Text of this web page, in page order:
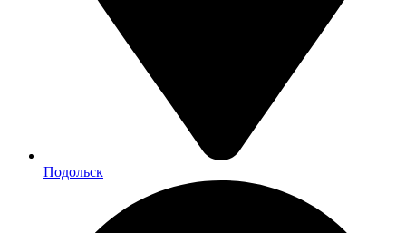
Подольск